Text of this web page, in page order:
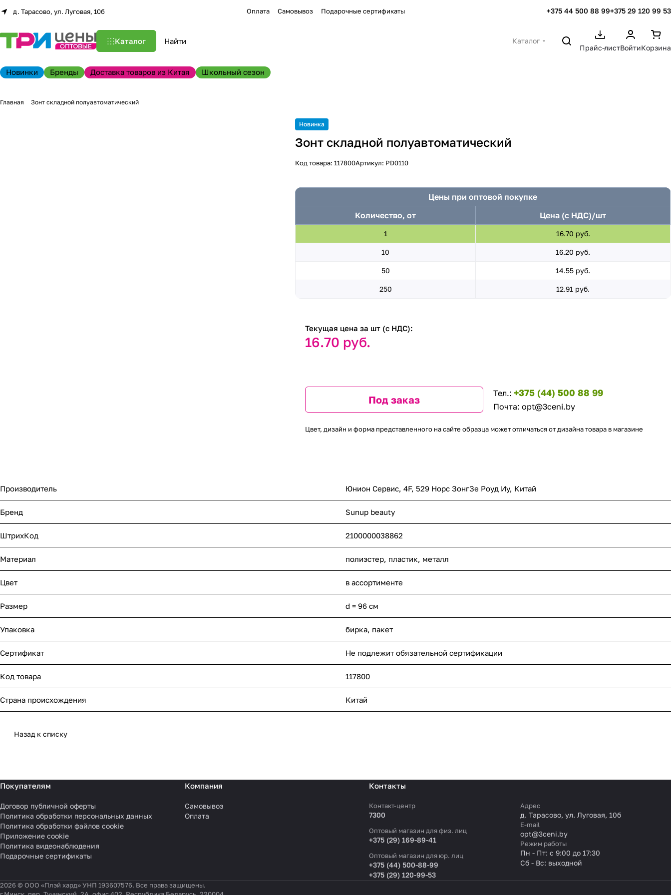
д. Тарасово, ул. Луговая, 10б Оплата Самовывоз Подарочные сертификаты +375 44 500 88 99+375 29 120 99 53
Каталог
Каталог
Прайс-листВойтиКорзина
Новинки Бренды Доставка товаров из Китая Школьный сезон
Главная Зонт складной полуавтоматический
Новинка
Зонт складной полуавтоматический
Код товара:117800Артикул: PD0110
Цены при оптовой покупке
Количество, от
Цена (с НДС)/шт
1 16.70 руб.
10 16.20 руб.
50 14.55 руб.
250 12.91 руб.
Текущая цена за шт (с НДС):
16.70 руб.
Под заказ
Тел.: +375 (44) 500 88 99
Почта: opt@3ceni.by
Цвет, дизайн и форма представленного на сайте образца может отличаться от дизайна товара в магазине
Производитель Юнион Сервис, 4F, 529 Норс ЗонгЗе Роуд Иу, Китай
Бренд Sunup beauty
ШтрихКод 2100000038862
Материал полиэстер, пластик, металл
Цвет в ассортименте
Размер d = 96 см
Упаковка бирка, пакет
Сертификат Не подлежит обязательной сертификации
Код товара 117800
Страна происхождения Китай
Назад к списку
Покупателям
Договор публичной оферты
Политика обработки персональных данных
Политика обработки файлов cookie
Приложение cookie
Политика видеонаблюдения
Подарочные сертификаты
Компания
Самовывоз
Оплата
Контакты
Контакт-центр
7300
Оптовый магазин для физ. лиц
+375 (29) 169-89-41
Оптовый магазин для юр. лиц
+375 (44) 500-88-99
+375 (29) 120-99-53
Адрес
д. Тарасово, ул. Луговая, 10б
E-mail
opt@3ceni.by
Режим работы
Пн - Пт: с 9:00 до 17:30
Сб - Вс: выходной
2026 © ООО «Плэй хард» УНП 193607576. Все права защищены.